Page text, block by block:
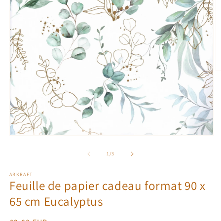
une
fenêtre
modale
1/de
3
ARKRAFT
Feuille de papier cadeau format 90 x
65 cm Eucalyptus